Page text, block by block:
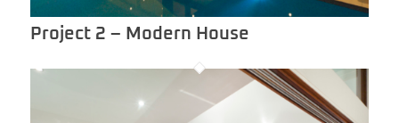
Project 2 – Modern House